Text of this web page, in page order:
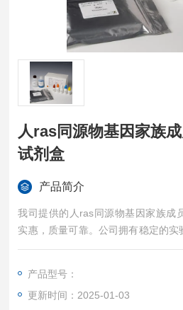
人ras同源物基因家族
试剂盒
产品简介
我司提供的人ras同源物基因家族成
实惠，质量可靠。公司拥有稳定的实
准确的实验结果，是您值得信赖的
产品型号：
更新时间：2025-01-03